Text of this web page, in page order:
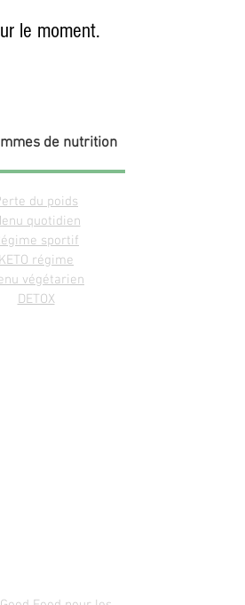
le moment.
de nutrition
du poids
quotidien
sportif
KETO régime
végétarien
DETOX